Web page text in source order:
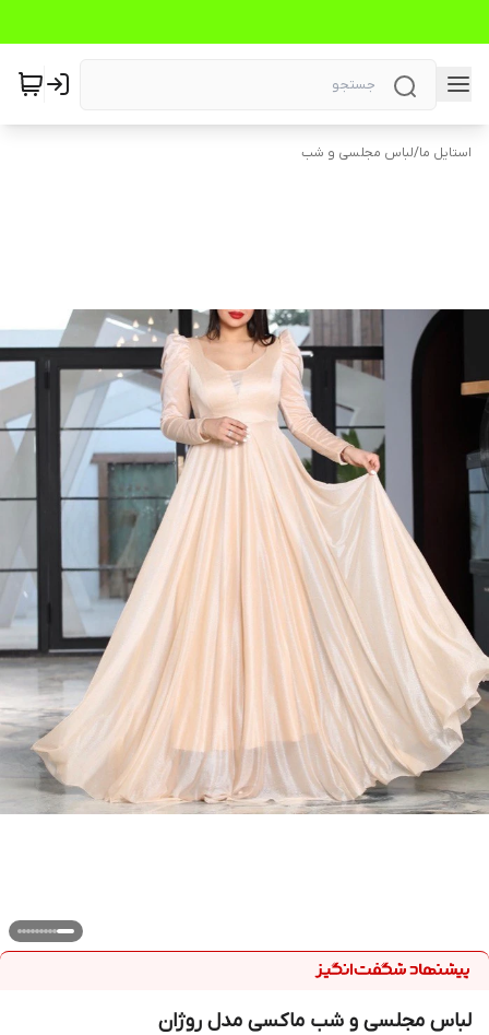
استایل ما/لباس مجلسی و شب
لباس مجلسی و شب ماکسی مدل روژان